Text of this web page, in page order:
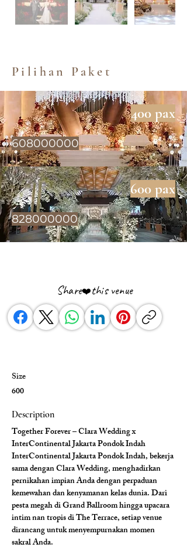
Pilihan Paket
400 pax
608000000
600 pax
828000000
Share❤️this venue
Size
600
Description
Together Forever – Clara Wedding x
InterContinental Jakarta Pondok Indah
InterContinental Jakarta Pondok Indah, bekerja
sama dengan Clara Wedding, menghadirkan
pernikahan impian Anda dengan perpaduan
kemewahan dan kenyamanan kelas dunia. Dari
pesta megah di Grand Ballroom hingga upacara
intim nan tropis di The Terrace, setiap venue
dirancang untuk menyempurnakan momen
sakral Anda.